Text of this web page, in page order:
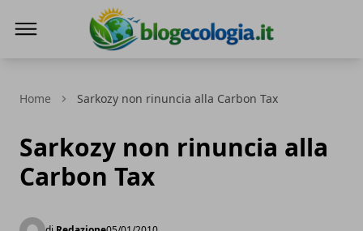
Home Sarkozy non rinuncia alla Carbon Tax
Sarkozy non rinuncia alla
Carbon Tax